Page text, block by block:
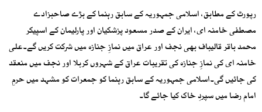
رپورٹ کے مطابق، اسلامی جمہوریہ کے سابق رہنما کے بڑے صاحبزادے
مصطفی خامنہ ای، ایران کے صدر مسعود پزشکیان اور پارلیمان کے اسپیکر
محمد باقر قالیباف بھی نجف اور عراق میں نمازِ جنازہ میں شرکت کریں گے۔علی
خامنہ ای کی نمازِ جنازہ کی تقریبات عراق کے شہروں کربلا اور نجف میں منعقد
کی جائیں گی۔اسلامی جمہوریہ کے سابق رہنما کو جمعرات کو مشہد میں حرمِ
امام رضا میں سپردِ خاک کیا جائے گا۔